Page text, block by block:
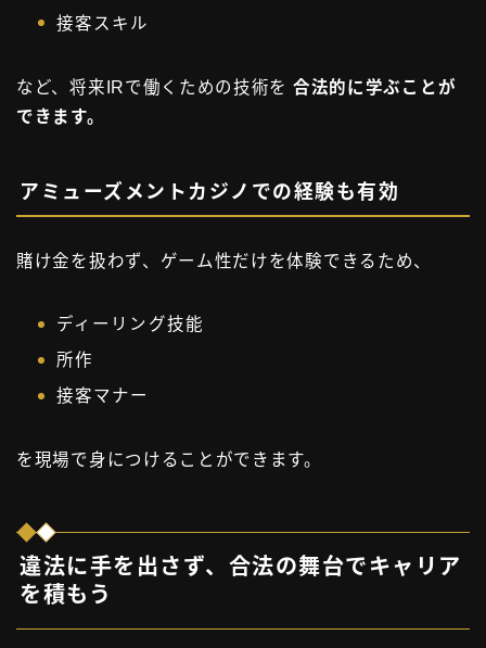
接客スキル
など、将来IRで働くための技術を 合法的に学ぶことが
できます。
アミューズメントカジノでの経験も有効
賭け金を扱わず、ゲーム性だけを体験できるため、
ディーリング技能
所作
接客マナー
を現場で身につけることができます。
違法に手を出さず、合法の舞台でキャリア
を積もう